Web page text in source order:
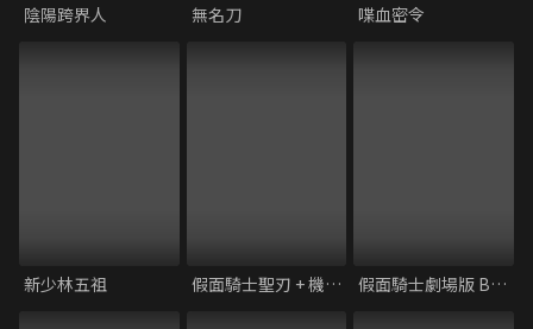
陰陽跨界人 無名刀 喋血密令
新少林五祖 假面騎士聖刃 + 機界戰隊全開者 超級英雄戰記 假面騎士劇場版 Battle Royale